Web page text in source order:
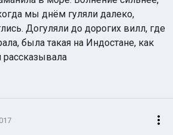
мы днём гуляли далеко,
Догуляли до дорогих вилл, где
была такая на Индостане, как